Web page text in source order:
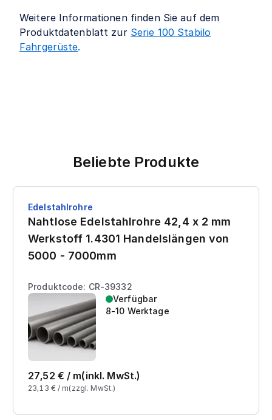
Weitere Informationen finden Sie auf dem
Produktdatenblatt zur Serie 100 Stabilo
Fahrgerüste.
Beliebte Produkte
Edelstahlrohre
Nahtlose Edelstahlrohre 42,4 x 2 mm
Werkstoff 1.4301 Handelslängen von
5000 - 7000mm
Produktcode: CR-39332
Verfügbar
8-10 Werktage
27,52 € / m(inkl. MwSt.)
23,13 € / m(zzgl. MwSt.)